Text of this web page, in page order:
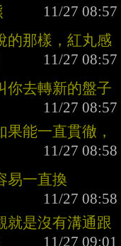
的那樣，紅丸感
你去轉新的盤子
果能一直貫徹，
易一直換
就是沒有溝通跟